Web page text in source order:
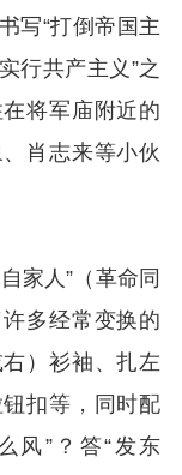
写“打倒帝国主
行共产主义”之
将军庙附近的
肖志来等小伙
家人”（革命同
多经常变换的
）衫袖、扎左
扣等，同时配
风”？答“发东